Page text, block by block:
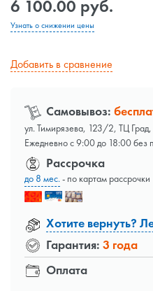
6 100.00 руб.
Узнать о снижении цены
Добавить в сравнение
Самовывоз:
ул. Тимирязева, 123/2, ТЦ
Ежедневно с 9:00 до 18:00 без
Оплата
Рассрочка
до 8 мес.- по картам рассрочки
Хотите вернуть?
Гарантия: 3 года